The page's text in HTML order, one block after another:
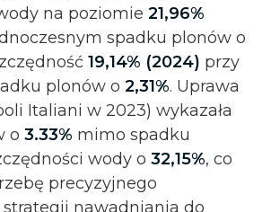
na poziomie 21,96%
spadku plonów o
19,14% (2024) przy
plonów o 2,31%. Uprawa
Italiani w 2023) wykazała
o 3.33% mimo spadku
wody o 32,15%, co
precyzyjnego
nawadniania do